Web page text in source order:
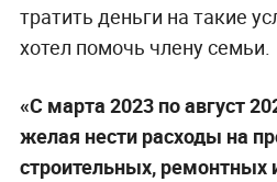
тратить деньги на такие
хотел помочь члену семьи.
«С марта 2023 по август
желая нести расходы на
строительных, ремонтных